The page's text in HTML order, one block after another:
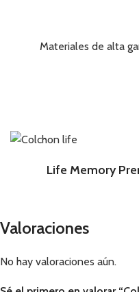
Materiales de alta
Life Memory
Valoraciones
No hay valoraciones aún.